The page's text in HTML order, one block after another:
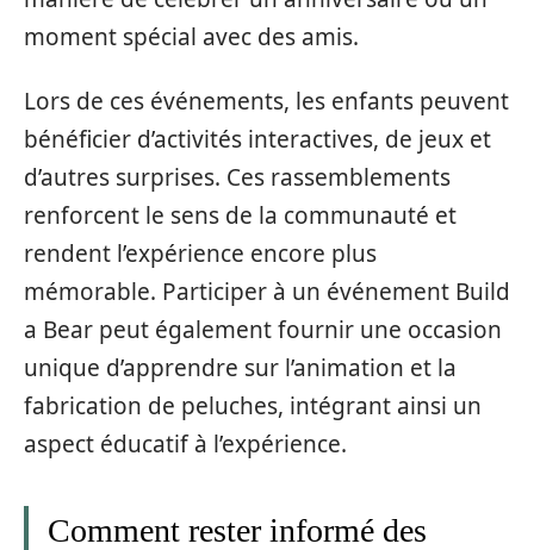
moment spécial avec des amis.
Lors de ces événements, les enfants peuvent
bénéficier d’activités interactives, de jeux et
d’autres surprises. Ces rassemblements
renforcent le sens de la communauté et
rendent l’expérience encore plus
mémorable. Participer à un événement Build
a Bear peut également fournir une occasion
unique d’apprendre sur l’animation et la
fabrication de peluches, intégrant ainsi un
aspect éducatif à l’expérience.
Comment rester informé des